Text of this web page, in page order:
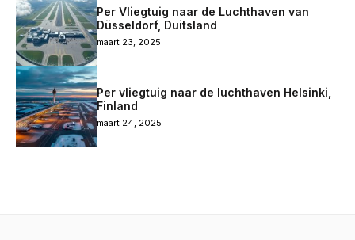
Per Vliegtuig naar de Luchthaven van
Düsseldorf, Duitsland
maart 23, 2025
Per vliegtuig naar de luchthaven Helsinki,
Finland
maart 24, 2025